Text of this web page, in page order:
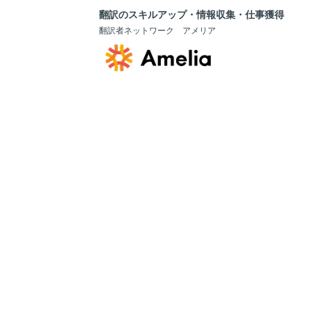
翻訳のスキルアップ・情報収集・仕事獲得
翻訳者ネットワーク アメリア